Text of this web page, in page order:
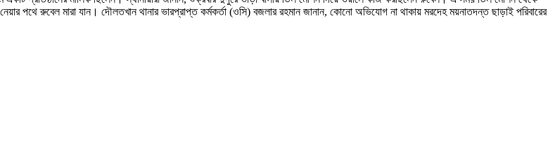
পথে রুবেল মারা যান। দৌলতখান থানার ভারপ্রাপ্ত কর্মকর্তা (ওসি) বজলার রহমান জানান, কোনো অভিযোগ না থাকায় মরদেহ ময়নাতদন্ত ছাড়াই পরিবারের